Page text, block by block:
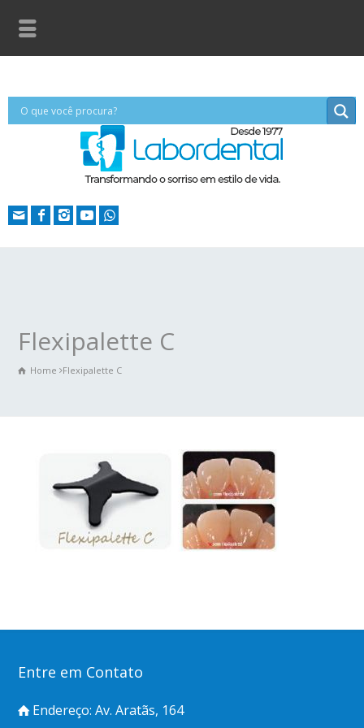
Flexipalette C
Home Flexipalette C
Entre em Contato
Endereço: Av. Aratãs, 164